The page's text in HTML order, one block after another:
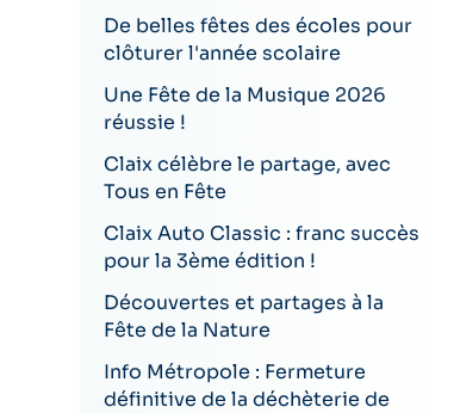
De belles fêtes des écoles pour
clôturer l'année scolaire
Une Fête de la Musique 2026
réussie !
Claix célèbre le partage, avec
Tous en Fête
Claix Auto Classic : franc succès
pour la 3ème édition !
Découvertes et partages à la
Fête de la Nature
Info Métropole : Fermeture
définitive de la déchèterie de